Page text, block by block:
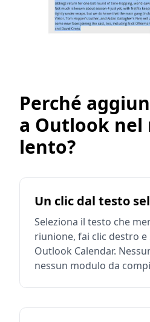
Perché
a Outlook nel
lento?
Un clic dal testo
Seleziona il testo che
riunione, fai clic destro e
Outlook Calendar.
nessun modulo da